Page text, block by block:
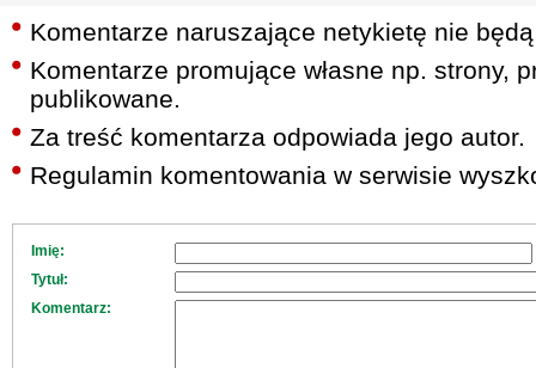
Komentarze naruszające netykietę nie
Komentarze promujące własne np. strony,
publikowane.
Za treść komentarza odpowiada jego autor.
Regulamin komentowania w serwisie
Imię:
Tytuł:
Komentarz: